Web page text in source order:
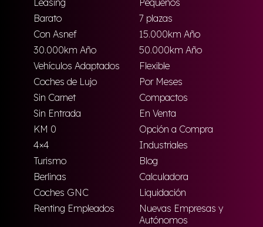
Leasing
Pequeños
Barato
7 plazas
Con Asnef
15.000km Año
30.000km Año
50.000km Año
Vehículos Adaptados
Flexible
Coches de Lujo
Por Meses
Sin Carnet
Compactos
Sin Entrada
En Venta
KM 0
Opción a Compra
4×4
Industriales
Turismo
Blog
Berlinas
Calculadora
Coches GNC
Liquidación
Renting Empleados
Nuevas Empresas y
Autónomos